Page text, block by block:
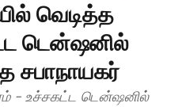
வெடித்த
டென்ஷனில்
சபாநாயகர்
- உச்சகட்ட டென்ஷனில்